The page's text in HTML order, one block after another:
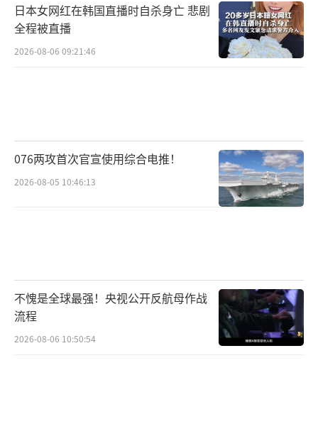
日本女网红在韩国直播时自杀身亡 悲剧
全程被直播
2026-08-06 09:21:46
076两攻首次官宣使用综合电推！
2026-08-05 10:46:13
不愧是全球最强！央视公开反航母作战
流程
2026-08-06 10:50:54